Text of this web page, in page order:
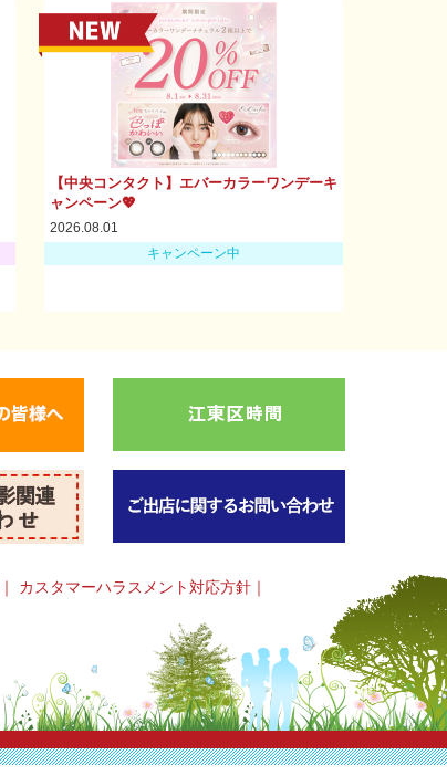
【中央コンタクト】エバーカラーワンデーキ
ャンペーン💖
2026.08.01
キャンペーン中
｜ カスタマーハラスメント対応方針 ｜